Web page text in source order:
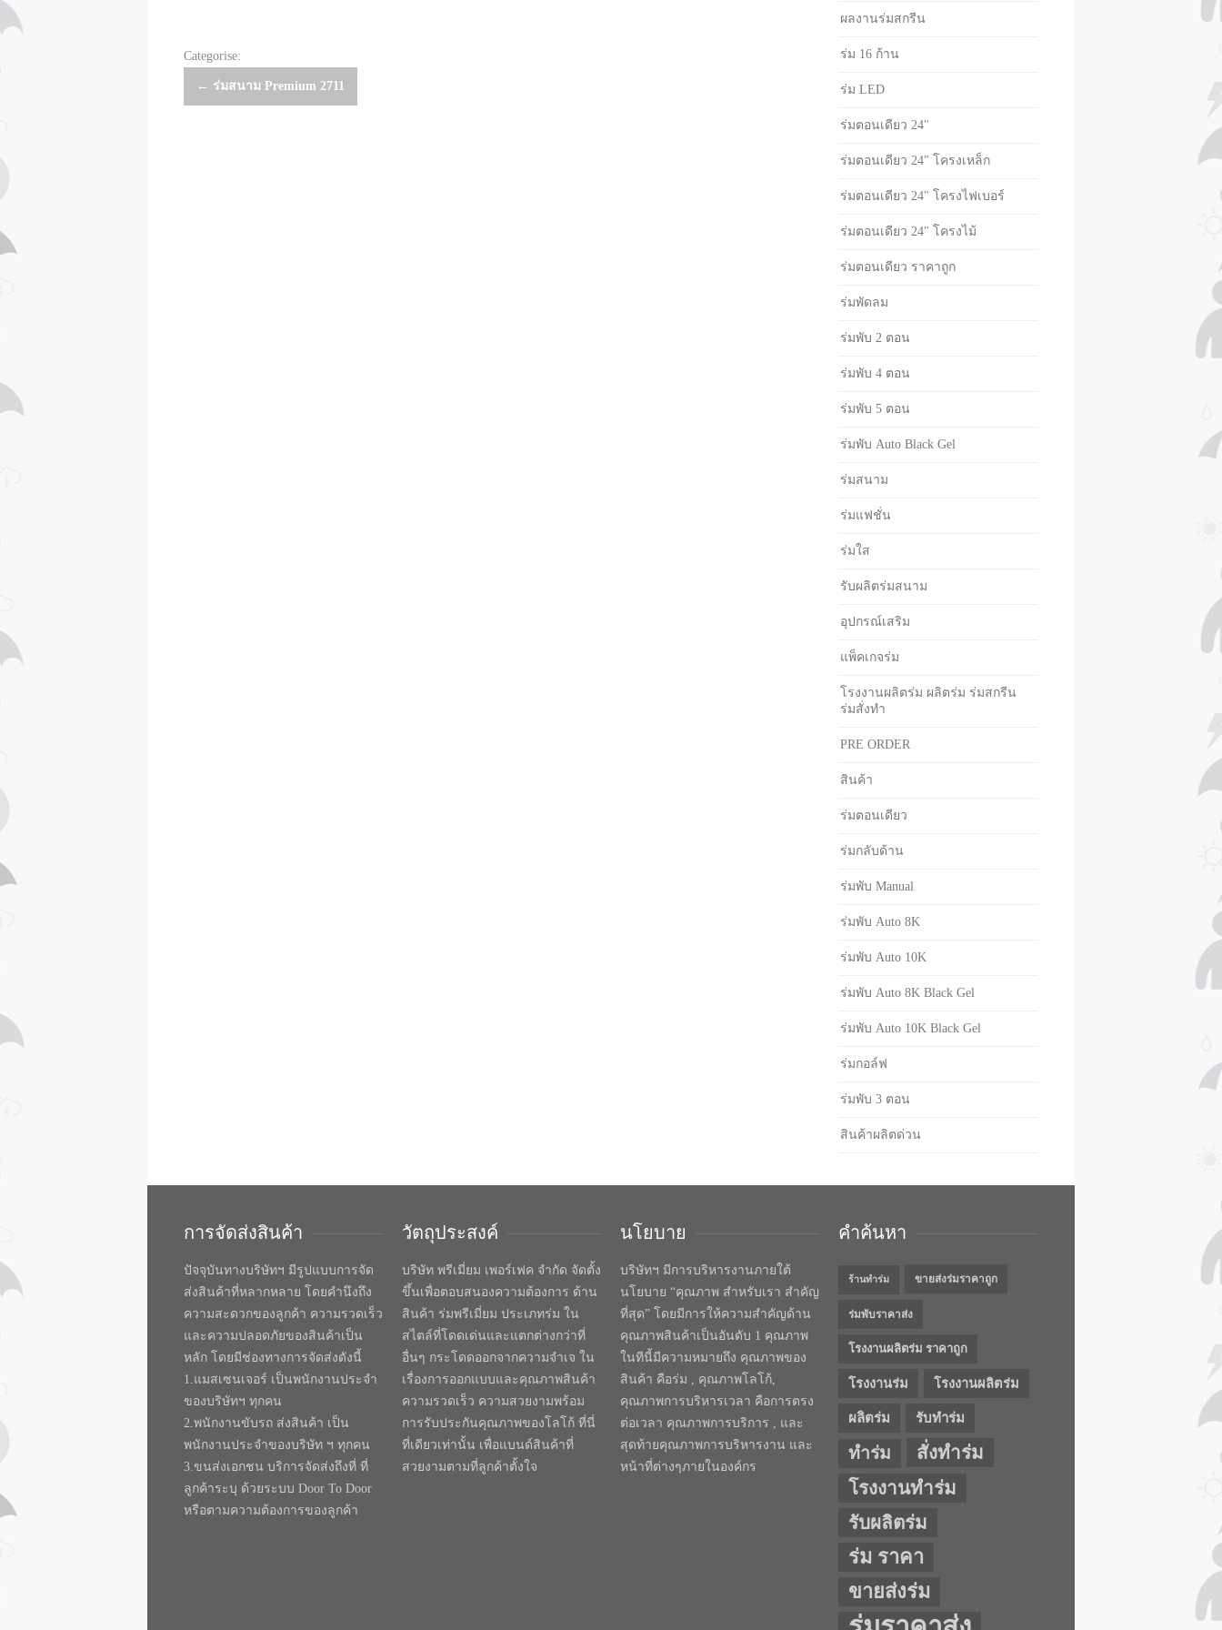
Categorise:
Post
← ร่มสนาม Premium 2711
ผลงานร่มสกรีน
ร่ม 16 ก้าน
ร่ม LED
ร่มตอนเดียว 24"
ร่มตอนเดียว 24" โครงเหล็ก
ร่มตอนเดียว 24" โครงไฟเบอร์
ร่มตอนเดียว 24" โครงไม้
ร่มตอนเดียว ราคาถูก
ร่มพัดลม
ร่มพับ 2 ตอน
ร่มพับ 4 ตอน
ร่มพับ 5 ตอน
ร่มพับ Auto Black Gel
ร่มสนาม
ร่มแฟชั่น
ร่มใส
รับผลิตร่มสนาม
อุปกรณ์เสริม
แพ็คเกจร่ม
โรงงานผลิตร่ม ผลิตร่ม ร่มสกรีน
ร่มสั่งทำ
PRE ORDER
สินค้า
ร่มตอนเดียว
ร่มกลับด้าน
ร่มพับ Manual
ร่มพับ Auto 8K
ร่มพับ Auto 10K
ร่มพับ Auto 8K Black Gel
ร่มพับ Auto 10K Black Gel
ร่มกอล์ฟ
ร่มพับ 3 ตอน
สินค้าผลิตด่วน
การจัดส่งสินค้า
ปัจจุบันทางบริษัทฯ มีรูปแบบการจัด
ส่งสินค้าที่หลากหลาย โดยคำนึงถึง
ความสะดวกของลูกค้า ความรวดเร็ว
และความปลอดภัยของสินค้าเป็น
หลัก โดยมีช่องทางการจัดส่งดังนี้
1.แมสเซนเจอร์ เป็นพนักงานประจำ
ของบริษัทฯ ทุกคน
2.พนักงานขับรถ ส่งสินค้า เป็น
พนักงานประจำของบริษัท ฯ ทุกคน
3.ขนส่งเอกชน บริการจัดส่งถึงที่ ที่
ลูกค้าระบุ ด้วยระบบ Door To Door
หรือตามความต้องการของลูกค้า
วัตถุประสงค์
บริษัท พรีเมี่ยม เพอร์เฟค จำกัด จัดตั้ง
ขึ้นเพื่อตอบสนองความต้องการ ด้าน
สินค้า ร่มพรีเมี่ยม ประเภทร่ม ใน
สไตล์ที่โดดเด่นและแตกต่างกว่าที่
อื่นๆ กระโดดออกจากความจำเจ ใน
เรื่องการออกแบบและคุณภาพสินค้า
ความรวดเร็ว ความสวยงามพร้อม
การรับประกันคุณภาพของโลโก้ ที่นี่
ที่เดียวเท่านั้น เพื่อแบนด์สินค้าที่
สวยงามตามที่ลูกค้าตั้งใจ
นโยบาย
บริษัทฯ มีการบริหารงานภายใต้
นโยบาย “คุณภาพ สำหรับเรา สำคัญ
ที่สุด” โดยมีการให้ความสำคัญด้าน
คุณภาพสินค้าเป็นอันดับ 1 คุณภาพ
ในทีนี้มีความหมายถึง คุณภาพของ
สินค้า คือร่ม , คุณภาพโลโก้,
คุณภาพการบริหารเวลา คือการตรง
ต่อเวลา คุณภาพการบริการ , และ
สุดท้ายคุณภาพการบริหารงาน และ
หน้าที่ต่างๆภายในองค์กร
คำค้นหา
ร้านทำร่ม ขายส่งร่มราคาถูก
ร่มพับราคาส่ง
โรงงานผลิตร่ม ราคาถูก
โรงงานร่ม โรงงานผลิตร่ม
ผลิตร่ม รับทำร่ม
ทำร่ม
สั่งทำร่ม
โรงงานทำร่ม
รับผลิตร่ม
ร่ม ราคา
ขายส่งร่ม